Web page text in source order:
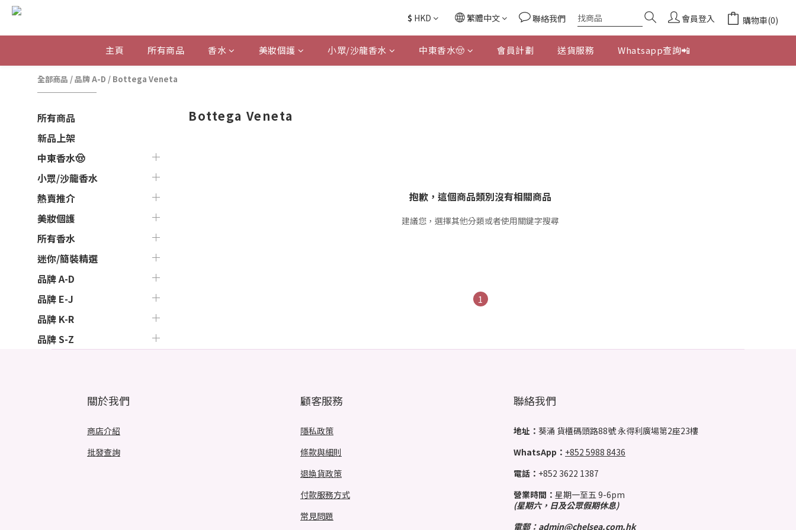
$ HKD 繁體中文 聯絡我們 會員登入 購物車(0)
主頁 所有商品 香水 美妝個護 小眾/沙龍香水 中東香水🤠 會員計劃 送貨服務 Whatsapp查詢📲
全部商品 /品牌 A-D / Bottega Veneta
所有商品
新品上架
中東香水🤠
小眾/沙龍香水
熱賣推介
美妝個護
所有香水
迷你/簡裝精選
品牌 A-D
品牌 E-J
品牌 K-R
品牌 S-Z
Bottega Veneta
抱歉，這個商品類別沒有相關商品
建議您，選擇其他分類或者使用關鍵字搜尋
1
關於我們
商店介紹
批發查詢
顧客服務
隱私政策
條款與細則
退換貨政策
付款服務方式
常見問題
聯絡我們
地址： 葵涌 貨櫃碼頭路88號 永得利廣場第2座23樓
WhatsApp： +852 5988 8436
電話： +852 3622 1387
營業時間： 星期一至五 9-6pm
(星期六，日及公眾假期休息)
電郵： admin@chelsea.com.hk